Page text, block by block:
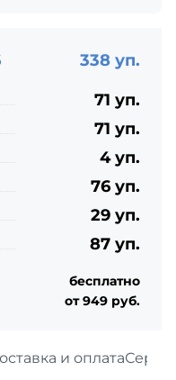
и оплата
338 уп.
71 уп.
71 уп.
4 уп.
76 уп.
29 уп.
87 уп.
бесплатно
от 949 руб.